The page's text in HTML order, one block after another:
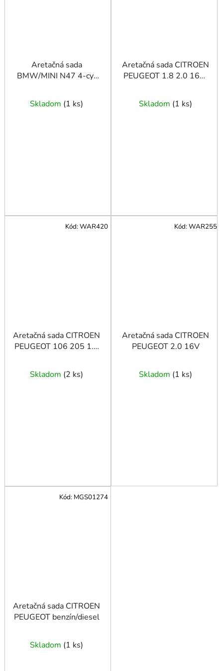
Aretačná sada
BMW/MINI N47 4-cyl
Skladom (1 ks)
Aretačná sada CITROEN
PEUGEOT 1.8 2.0 16V-
Skladom (1 ks)
Aretačná sada CITROEN
PEUGEOT 106 205 1.0
Skladom (2 ks)
Kód:WAR420
Aretačná sada CITROEN
PEUGEOT 2.0 16V
Skladom (1 ks)
Kód:WAR255
Aretačná sada CITROEN
PEUGEOT benzín/diesel
Skladom (1 ks)
Kód: MGS01274